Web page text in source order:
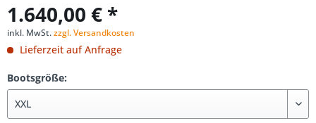
1.640,00 € *
inkl. MwSt.zzgl. Versandkosten
Lieferzeit auf Anfrage
Bootsgröße: